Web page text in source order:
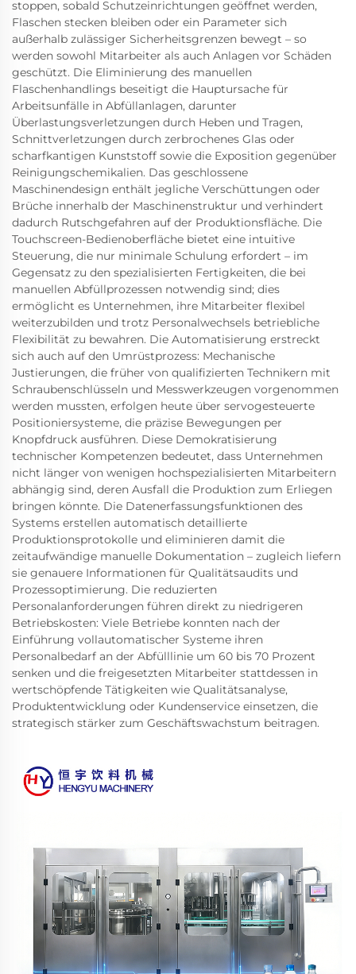
stoppen, sobald Schutzeinrichtungen geöffnet werden,
Flaschen stecken bleiben oder ein Parameter sich
außerhalb zulässiger Sicherheitsgrenzen bewegt – so
werden sowohl Mitarbeiter als auch Anlagen vor Schäden
geschützt. Die Eliminierung des manuellen
Flaschenhandlings beseitigt die Hauptursache für
Arbeitsunfälle in Abfüllanlagen, darunter
Überlastungsverletzungen durch Heben und Tragen,
Schnittverletzungen durch zerbrochenes Glas oder
scharfkantigen Kunststoff sowie die Exposition gegenüber
Reinigungschemikalien. Das geschlossene
Maschinendesign enthält jegliche Verschüttungen oder
Brüche innerhalb der Maschinenstruktur und verhindert
dadurch Rutschgefahren auf der Produktionsfläche. Die
Touchscreen-Bedienoberfläche bietet eine intuitive
Steuerung, die nur minimale Schulung erfordert – im
Gegensatz zu den spezialisierten Fertigkeiten, die bei
manuellen Abfüllprozessen notwendig sind; dies
ermöglicht es Unternehmen, ihre Mitarbeiter flexibel
weiterzubilden und trotz Personalwechsels betriebliche
Flexibilität zu bewahren. Die Automatisierung erstreckt
sich auch auf den Umrüstprozess: Mechanische
Justierungen, die früher von qualifizierten Technikern mit
Schraubenschlüsseln und Messwerkzeugen vorgenommen
werden mussten, erfolgen heute über servogesteuerte
Positioniersysteme, die präzise Bewegungen per
Knopfdruck ausführen. Diese Demokratisierung
technischer Kompetenzen bedeutet, dass Unternehmen
nicht länger von wenigen hochspezialisierten Mitarbeitern
abhängig sind, deren Ausfall die Produktion zum Erliegen
bringen könnte. Die Datenerfassungsfunktionen des
Systems erstellen automatisch detaillierte
Produktionsprotokolle und eliminieren damit die
zeitaufwändige manuelle Dokumentation – zugleich liefern
sie genauere Informationen für Qualitätsaudits und
Prozessoptimierung. Die reduzierten
Personalanforderungen führen direkt zu niedrigeren
Betriebskosten: Viele Betriebe konnten nach der
Einführung vollautomatischer Systeme ihren
Personalbedarf an der Abfülllinie um 60 bis 70 Prozent
senken und die freigesetzten Mitarbeiter stattdessen in
wertschöpfende Tätigkeiten wie Qualitätsanalyse,
Produktentwicklung oder Kundenservice einsetzen, die
strategisch stärker zum Geschäftswachstum beitragen.